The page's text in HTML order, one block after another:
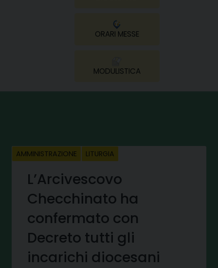
ORARI MESSE
MODULISTICA
AMMINISTRAZIONE LITURGIA
L’Arcivescovo
Checchinato ha
confermato con
Decreto tutti gli
incarichi diocesani